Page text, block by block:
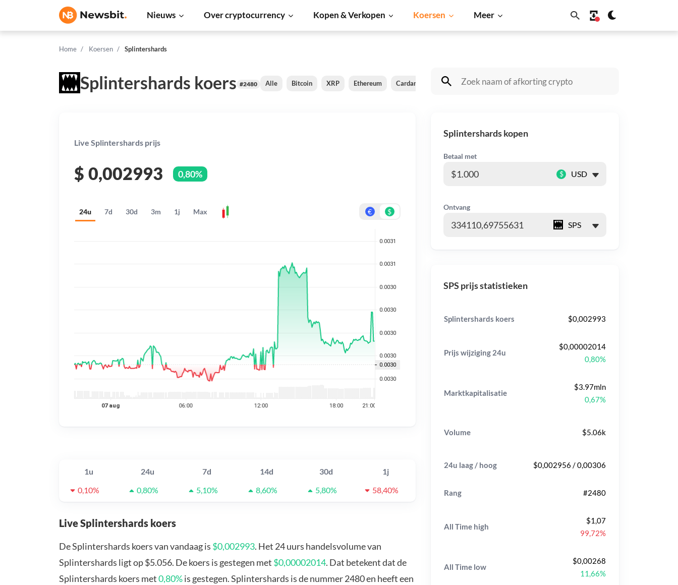
Nieuws Over cryptocurrency Kopen & Verkopen Koersen Meer
Home Koersen Splintershards
Splintershards koers #2480 Alle Bitcoin XRP Ethereum Cardano Shiba Inu Dogecoin Solana BNB
Live Splintershards prijs
$ 0,002993 0,80%
24u 7d 30d 3m 1j Max € $
1u 24u 7d 14d 30d
1j
0,10%
0,80% 5,10% 8,60% 5,80% 58,40%
Live Splintershards koers
De Splintershards koers van vandaag is $0,002993. Het 24 uurs handelsvolume van
Splintershards ligt op $5.056. De koers is gestegen met $0,00002014. Dat betekent dat de
Splintershards koers met0,80%is gestegen. Splintershards is de nummer 2480 en heeft een
Splintershards kopen
Betaal met
$
Ontvang
SPS prijs statistieken
Splintershards koers $0,002993
Prijs wijziging 24u
$0,00002014
0,80%
Marktkapitalisatie
$3.97mln
0,67%
Volume $5.06k
24u laag / hoog $0,002956 / 0,00306
Rang #2480
All Time high
$1,07
99,72%
All Time low
$0,00268
11,66%